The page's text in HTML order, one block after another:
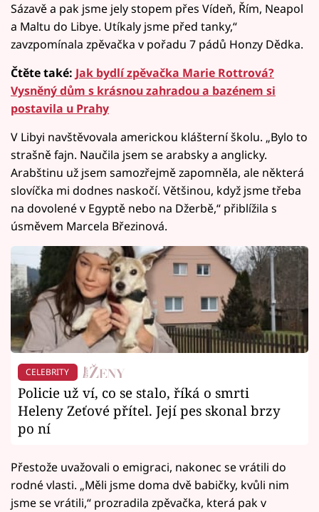
Sázavě a pak jsme jely stopem přes Vídeň, Řím, Neapol
a Maltu do Libye. Utíkaly jsme před tanky,“
zavzpomínala zpěvačka v pořadu 7 pádů Honzy Dědka.
Čtěte také: Jak bydlí zpěvačka Marie Rottrová?
Vysněný dům s krásnou zahradou a bazénem si
postavila u Prahy
V Libyi navštěvovala americkou klášterní školu. „Bylo to
strašně fajn. Naučila jsem se arabsky a anglicky.
Arabštinu už jsem samozřejmě zapomněla, ale některá
slovíčka mi dodnes naskočí. Většinou, když jsme třeba
na dovolené v Egyptě nebo na Džerbě,“ přiblížila s
úsměvem Marcela Březinová.
CELEBRITY
Policie už ví, co se stalo, říká o smrti
Heleny Zeťové přítel. Její pes skonal brzy
po ní
Přestože uvažovali o emigraci, nakonec se vrátili do
rodné vlasti. „Měli jsme doma dvě babičky, kvůli nim
jsme se vrátili,“ prozradila zpěvačka, která pak v